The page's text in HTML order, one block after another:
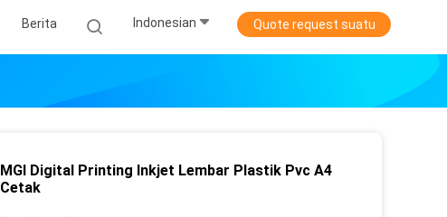
Berita Indonesian Quote request suatu
MGI Digital Printing Inkjet Lembar Plastik Pvc A4
Cetak